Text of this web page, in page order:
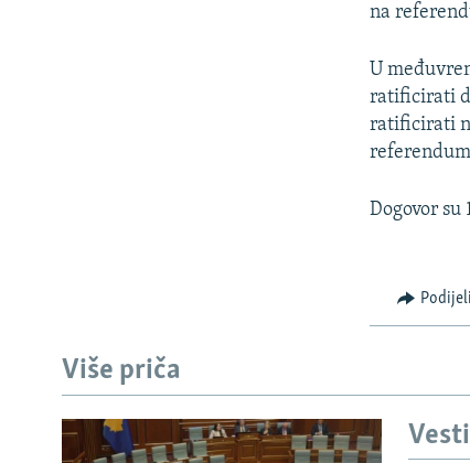
na
U
ratificirati
ratificirati
Dogovor
Više priča